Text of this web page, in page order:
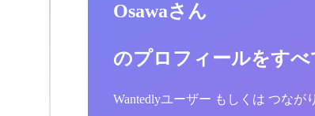
Osawaさん
のプロフィールをすべ
Wantedlyユーザー もしくは つな